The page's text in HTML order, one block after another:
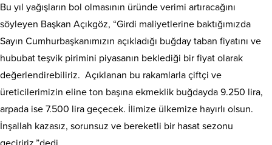
Bu yıl yağışların bol olmasının üründe verimi artıracağını
söyleyen Başkan Açıkgöz, “Girdi maliyetlerine baktığımızda
Sayın Cumhurbaşkanımızın açıkladığı buğday taban fiyatını ve
hububat teşvik pirimini piyasanın beklediği bir fiyat olarak
değerlendirebiliriz. Açıklanan bu rakamlarla çiftçi ve
üreticilerimizin eline ton başına ekmeklik buğdayda 9.250 lira,
arpada ise 7.500 lira geçecek. İlimize ülkemize hayırlı olsun.
İnşallah kazasız, sorunsuz ve bereketli bir hasat sezonu